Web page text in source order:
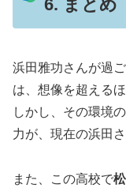
6. まとめ
浜田雅功さんが過
は、想像を超える
しかし、その環境
力が、現在の浜田
また、この高校で